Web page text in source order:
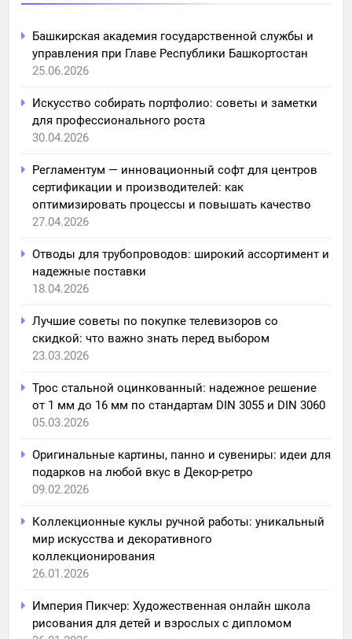
Башкирская академия государственной службы и
управления при Главе Республики Башкортостан
25.06.2026
Искусство собирать портфолио: советы и заметки
для профессионального роста
30.04.2026
Регламентум — инновационный софт для центров
сертификации и производителей: как
оптимизировать процессы и повышать качество
27.04.2026
Отводы для трубопроводов: широкий ассортимент и
надежные поставки
18.04.2026
Лучшие советы по покупке телевизоров со
скидкой: что важно знать перед выбором
23.03.2026
Трос стальной оцинкованный: надежное решение
от 1 мм до 16 мм по стандартам DIN 3055 и DIN 3060
05.03.2026
Оригинальные картины, панно и сувениры: идеи для
подарков на любой вкус в Декор-ретро
09.02.2026
Коллекционные куклы ручной работы: уникальный
мир искусства и декоративного
коллекционирования
26.01.2026
Империя Пикчер: Художественная онлайн школа
рисования для детей и взрослых с дипломом